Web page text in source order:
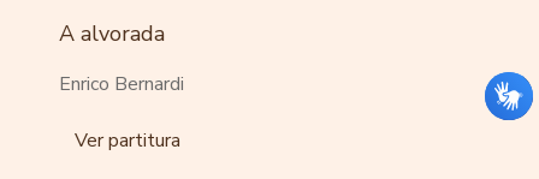
A alvorada
Enrico Bernardi
Ver partitura